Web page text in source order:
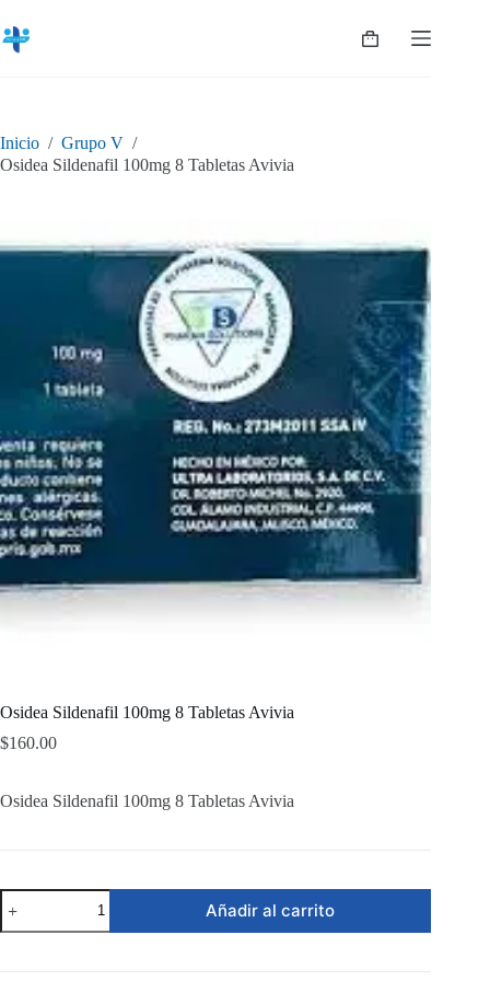
al
contenido
Shopping
Inicio / Grupo V /
Osidea Sildenafil 100mg 8 Tabletas Avivia
Osidea Sildenafil 100mg 8 Tabletas Avivia
$160.00
Osidea Sildenafil 100mg 8 Tabletas Avivia
Osidea
Sildenafil
100mg
Añadir al carrito